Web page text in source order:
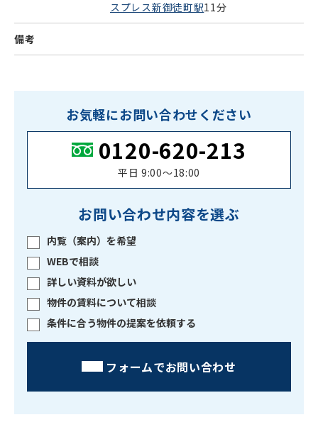
スプレス新御徒町駅11分
備考
お気軽にお問い合わせください
0120-620-213
平日 9:00〜18:00
お問い合わせ内容を選ぶ
内覧（案内）を希望
WEBで相談
詳しい資料が欲しい
物件の賃料について相談
条件に合う物件の提案を依頼する
フォームでお問い合わせ